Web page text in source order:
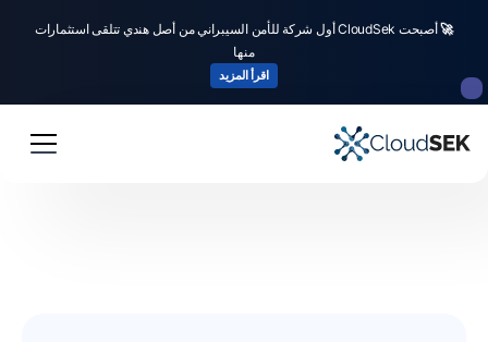
🚀
أصبحت CloudSek أول شركة للأمن السيبراني من أصل هندي تتلقى استثمارات
منها
اقرأ المزيد